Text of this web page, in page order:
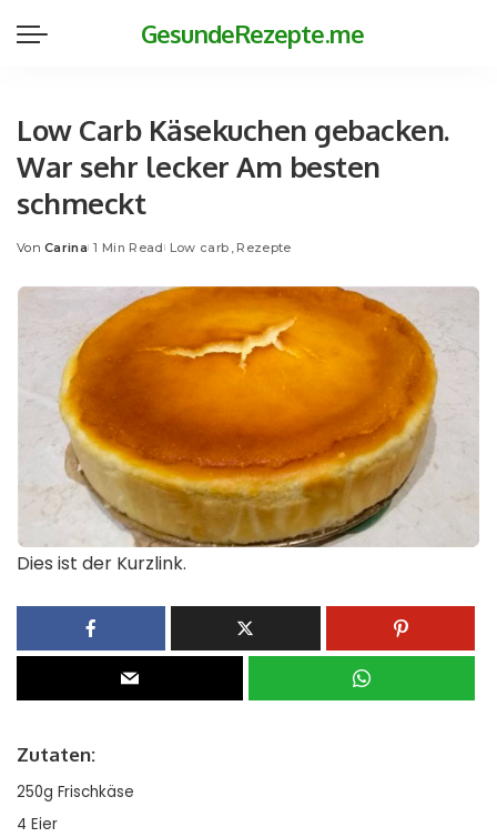
GesundeRezepte.me
Low Carb Käsekuchen gebacken.
War sehr lecker Am besten
schmeckt
Posted
Von Carina 1 Min Read Low carb Rezepte
Dies ist der Kurzlink.
Zutaten:
250g Frischkäse
4 Eier